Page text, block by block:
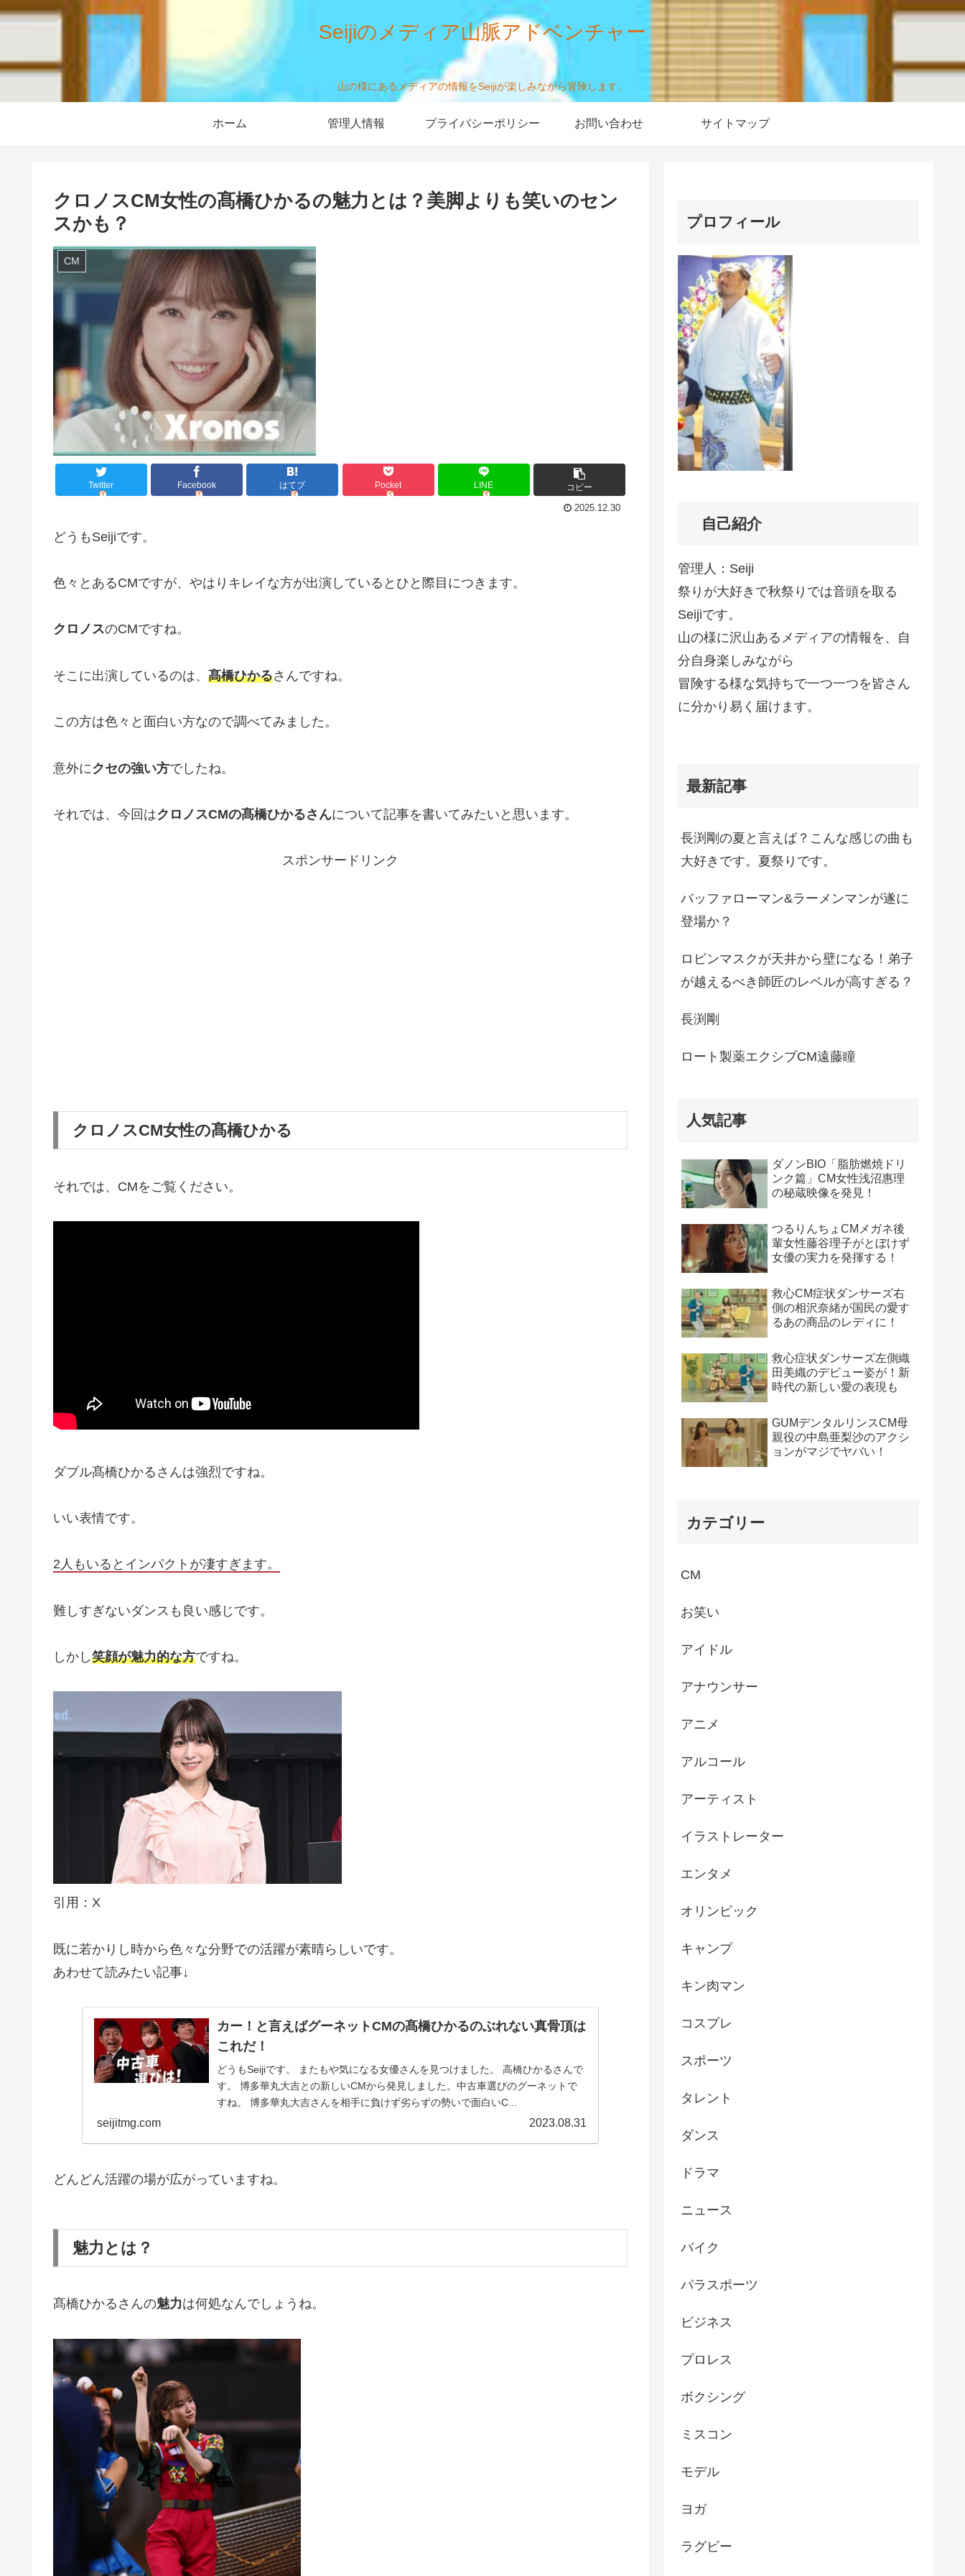
Seijiのメディア山脈アドベンチャー
山の様にあるメディアの情報をSeijiが楽しみながら冒険します。
ホーム 管理人情報 プライバシーポリシー お問い合わせ サイトマップ
クロノスCM女性の髙橋ひかるの魅力とは？美脚よりも笑いのセン
スかも？
CM
Twitter Facebook はてブ Pocket LINE コピー
2025.12.30
どうもSeijiです。
色々とあるCMですが、やはりキレイな方が出演しているとひと際目につきます。
クロノスのCMですね。
そこに出演しているのは、 髙橋ひかるさんですね。
この方は色々と面白い方なので調べてみました。
意外にクセの強い方でしたね。
それでは、今回はクロノスCMの髙橋ひかるさんについて記事を書いてみたいと思います。
スポンサードリンク
クロノスCM女性の髙橋ひかる
それでは、CMをご覧ください。
ダブル髙橋ひかるさんは強烈ですね。
いい表情です。
2人もいるとインパクトが凄すぎます。
難しすぎないダンスも良い感じです。
しかし笑顔が魅力的な方ですね。
引用：X
既に若かりし時から色々な分野での活躍が素晴らしいです。
あわせて読みたい記事↓
カー！と言えばグーネットCMの髙橋ひかるのぶれない真骨頂は
これだ！
どうもSeijiです。 またもや気になる女優さんを見つけました。 高橋ひかるさんで
す。 博多華丸大吉との新しいCMから発見しました。中古車選びのグーネットで
すね。 博多華丸大吉さんを相手に負けず劣らずの勢いで面白いC...
seijitmg.com 2023.08.31
どんどん活躍の場が広がっていますね。
魅力とは？
髙橋ひかるさんの魅力は何処なんでしょうね。
プロフィール
自己紹介
管理人：Seiji
祭りが大好きで秋祭りでは音頭を取る
Seijiです。
山の様に沢山あるメディアの情報を、自
分自身楽しみながら
冒険する様な気持ちで一つ一つを皆さん
に分かり易く届けます。
最新記事
長渕剛の夏と言えば？こんな感じの曲も
大好きです。夏祭りです。
バッファローマン&ラーメンマンが遂に
登場か？
ロビンマスクが天井から壁になる！弟子
が越えるべき師匠のレベルが高すぎる？
長渕剛
ロート製薬エクシブCM遠藤瞳
人気記事
ダノンBIO「脂肪燃焼ドリ
ンク篇」CM女性浅沼惠理
の秘蔵映像を発見！
つるりんちょCMメガネ後
輩女性藤谷理子がとぼけず
女優の実力を発揮する！
救心CM症状ダンサーズ右
側の相沢奈緒が国民の愛す
るあの商品のレディに！
救心症状ダンサーズ左側織
田美織のデビュー姿が！新
時代の新しい愛の表現も
GUMデンタルリンスCM母
親役の中島亜梨沙のアクシ
ョンがマジでヤバい！
カテゴリー
CM
お笑い
アイドル
アナウンサー
アニメ
アルコール
アーティスト
イラストレーター
エンタメ
オリンピック
キャンプ
キン肉マン
コスプレ
スポーツ
タレント
ダンス
ドラマ
ニュース
バイク
パラスポーツ
ビジネス
プロレス
ボクシング
ミスコン
モデル
ヨガ
ラグビー